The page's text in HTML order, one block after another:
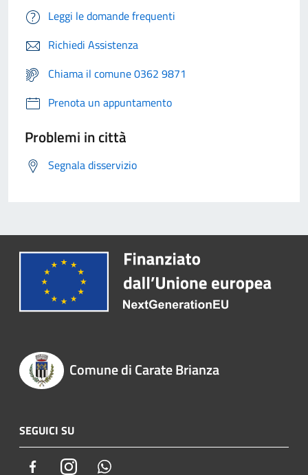
Leggi le domande frequenti
Richiedi Assistenza
Chiama il comune 0362 9871
Prenota un appuntamento
Problemi in città
Segnala disservizio
Comune di Carate Brianza
SEGUICI SU
FacebookInstagram